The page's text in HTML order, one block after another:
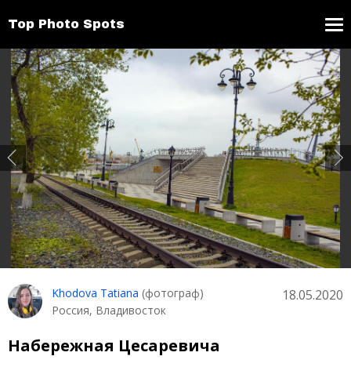
Top Photo Spots
Khodova Tatiana (фотограф)
Россия, Владивосток
18.05.2020
Набережная Цесаревича